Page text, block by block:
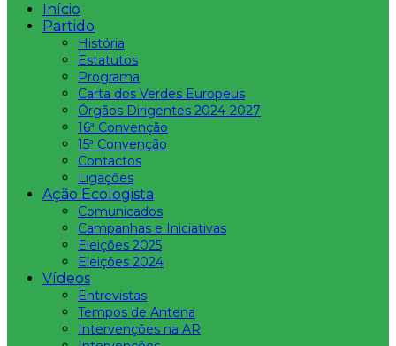
Início
Partido
História
Estatutos
Programa
Carta dos Verdes Europeus
Órgãos Dirigentes 2024-2027
16ª Convenção
15ª Convenção
Contactos
Ligações
Ação Ecologista
Comunicados
Campanhas e Iniciativas
Eleições 2025
Eleições 2024
Vídeos
Entrevistas
Tempos de Antena
Intervenções na AR